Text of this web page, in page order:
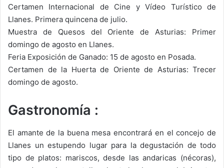
Certamen Internacional de Cine y Vídeo Turístico de
Llanes. Primera quincena de julio.
Muestra de Quesos del Oriente de Asturias: Primer
domingo de agosto en Llanes.
Feria Exposición de Ganado: 15 de agosto en Posada.
Certamen de la Huerta de Oriente de Asturias: Trecer
domingo de agosto.
Gastronomía :
El amante de la buena mesa encontrará en el concejo de
Llanes un estupendo lugar para la degustación de todo
tipo de platos: mariscos, desde las andaricas (nécoras),